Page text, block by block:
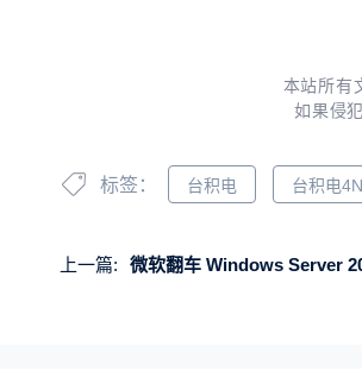
本站所有
如果侵
标签： 台积电 台积电4N
上一篇: 微软翻车 Windows Server 2022自